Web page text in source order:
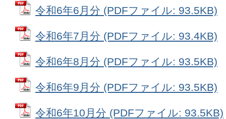
令和6年6月分 (PDFファイル: 93.5KB)
令和6年7月分 (PDFファイル: 93.4KB)
令和6年8月分 (PDFファイル: 93.5KB)
令和6年9月分 (PDFファイル: 93.5KB)
令和6年10月分 (PDFファイル: 93.5KB)